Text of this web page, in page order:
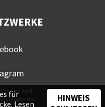
wird
begeistert
für
Lesen
HINWEIS